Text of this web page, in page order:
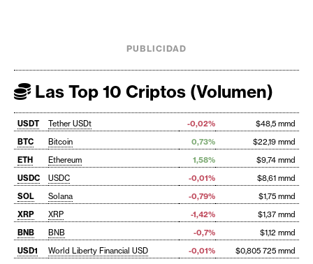
PUBLICIDAD
Las Top 10 Criptos (Volumen)
USDT Tether USDt -0,02%
$48,5 mmd
BTC
Bitcoin 0,73%
$22,19 mmd
ETH
Ethereum 1,58%
$9,74 mmd
USDC
USDC -0,01%
$8,61 mmd
SOL
Solana -0,79%
$1,75 mmd
XRP
XRP -1,42%
$1,37 mmd
BNB
BNB -0,7%
$1,12 mmd
USD1
World Liberty Financial USD -0,01%
$0,805 725 mmd